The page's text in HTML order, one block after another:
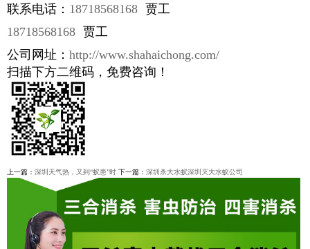
联系电话： 18718568168 贾工
18718568168 贾工
公司网址： http://www.shahaichong.com/
扫描下方二维码，免费咨询！
上一篇： 深圳天气热，又到“蚁患”时 下一篇： 深圳杀大水蚁深圳灭大水蚁公司